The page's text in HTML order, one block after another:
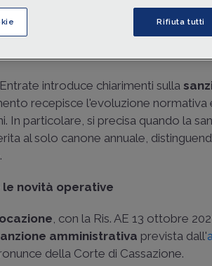
introduce chiarimenti sulla
recepisce l'evoluzione normativa
particolare, si precisa quando la
al solo canone annuale,
novità operative
, con la Ris. AE 13 ottobre
amministrativa prevista dall'
della Corte di Cassazione.
Rifiuta tutti